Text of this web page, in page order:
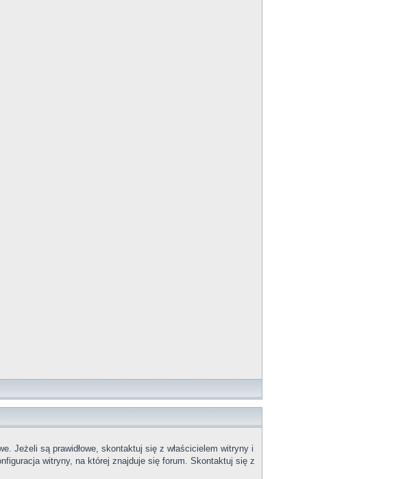
Jeżeli są prawidłowe, skontaktuj się z właścicielem witryny i
witryny, na której znajduje się forum. Skontaktuj się z